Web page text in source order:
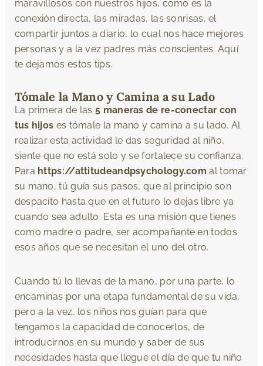
maravillosos con nuestros hijos, como es la
conexión directa, las miradas, las sonrisas, el
compartir juntos a diario, lo cual nos hace mejores
personas y a la vez padres más conscientes. Aquí
te dejamos estos tips.
Tómale la Mano y Camina a su Lado
La primera de las5 maneras de re-conectar con
tus hijos es tómale la mano y camina a su lado. Al
realizar esta actividad le das seguridad al niño,
siente que no está solo y se fortalece su confianza.
Para https://attitudeandpsychology.com al tomar
su mano, tú guía sus pasos, que al principio son
despacito hasta que en el futuro lo dejas libre ya
cuando sea adulto. Esta es una misión que tienes
como madre o padre, ser acompañante en todos
esos años que se necesitan el uno del otro.
Cuando tú lo llevas de la mano, por una parte, lo
encaminas por una etapa fundamental de su vida,
pero a la vez, los niños nos guían para que
tengamos la capacidad de conocerlos, de
introducirnos en su mundo y saber de sus
necesidades hasta que llegue el día de que tu niño